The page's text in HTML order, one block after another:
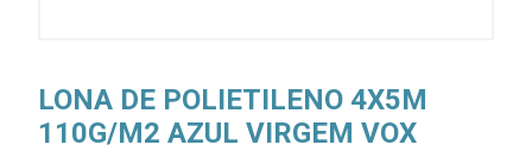
LONA DE POLIETILENO 4X5M
110G/M2 AZUL VIRGEM VOX